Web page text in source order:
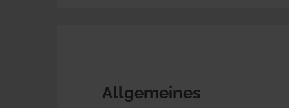
Allgemeines